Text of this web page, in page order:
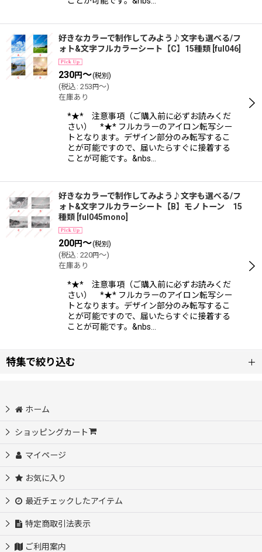
好きなカラーで制作してみよう♪文字も選べる/フ
ォト&文字フルカラーシート【C】15種類 ful046
230円～(税別)
(税込 : 253 円～)
在庫あり
*★* 注意事項（ご購入前に必ずお読みくだ
さい） *★* フルカラーのアイロン転写シー
トとなります。デザイン部分のみ転写するこ
とが可能ですので、届いたらすぐに接着する
ことが可能です。&nbs…
好きなカラーで制作してみよう♪文字も選べる/フ
ォト&文字フルカラーシート【B】モノトーン 15
種類 ful045mono
200円～(税別)
(税込 : 220円～)
在庫あり
*★* 注意事項（ご購入前に必ずお読みくだ
さい） *★* フルカラーのアイロン転写シー
トとなります。デザイン部分のみ転写するこ
とが可能ですので、届いたらすぐに接着する
ことが可能です。&nbs…
特集で絞り込む
初めての方におすすめ♪サイズ選び不要
自分だけのオリジナルを作ってみよう♪
お名前シート【入園・入学・介護等】
ホーム
ショッピングカート
マイページ
お気に入り
最近チェックしたアイテム
特定商取引法表示
ご利用案内